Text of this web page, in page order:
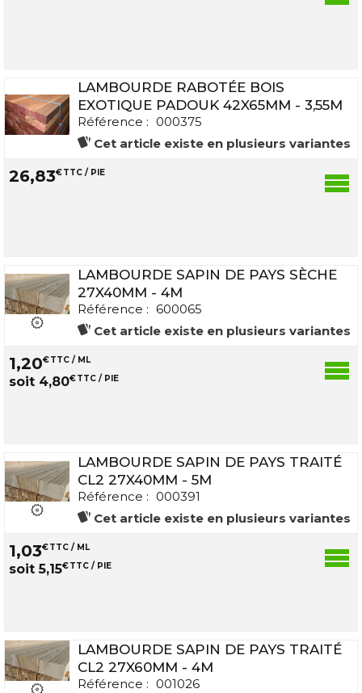
LAMBOURDE RABOTÉE BOIS
EXOTIQUE PADOUK 42X65MM - 3,55M
Référence : 000375
Cet article existe en plusieurs variantes
26,83€TTC / PIE
LAMBOURDE SAPIN DE PAYS SÈCHE
27X40MM - 4M
Référence : 600065
Cet article existe en plusieurs variantes
1,20€TTC / ML
soit 4,80€TTC / PIE
LAMBOURDE SAPIN DE PAYS TRAITÉ
CL2 27X40MM - 5M
Référence : 000391
Cet article existe en plusieurs variantes
1,03€TTC / ML
soit5,15€TTC / PIE
LAMBOURDE SAPIN DE PAYS TRAITÉ
CL2 27X60MM - 4M
Référence : 001026